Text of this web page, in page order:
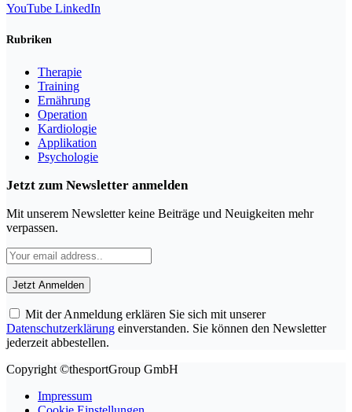
YouTube LinkedIn
Rubriken
Therapie
Training
Ernährung
Operation
Kardiologie
Applikation
Psychologie
Jetzt zum Newsletter anmelden
Mit unserem Newsletter keine Beiträge und Neuigkeiten mehr
verpassen.
Mit der Anmeldung erklären Sie sich mit unserer
Datenschutzerklärung einverstanden. Sie können den Newsletter
jederzeit abbestellen.
Copyright ©thesportGroup GmbH
Impressum